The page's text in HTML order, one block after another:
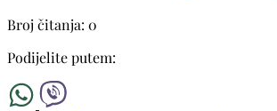
Broj čitanja: 0
Podijelite putem: